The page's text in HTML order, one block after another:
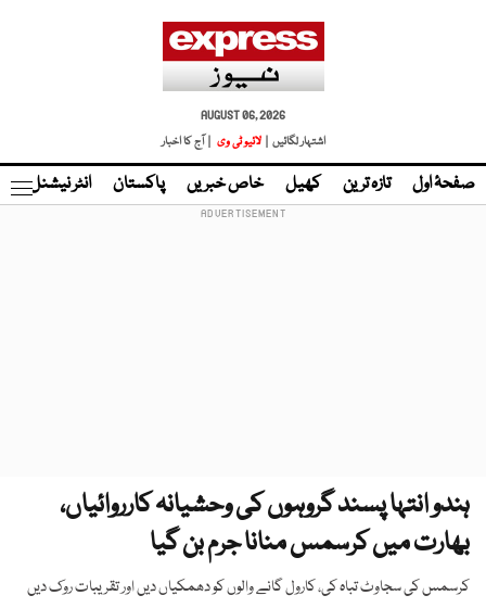
AUGUST 06, 2026
اشتہار لگائیں |
لائیو ٹی وی | آج کا اخبار
صفحۂ اول تازہ ترین کھیل خاص خبریں پاکستان انٹر نیشنل
ہندو انتہا پسند گروہوں کی وحشیانہ کارروائیاں،
بھارت میں کرسمس منانا جرم بن گیا
کرسمس کی سجاوٹ تباہ کی، کارول گانے والوں کو دھمکیاں دیں اور تقریبات روک دیں